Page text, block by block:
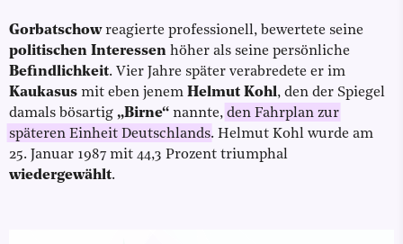
Gorbatschowreagierte professionell, bewertete seine
politischen Interessen höher als seine persönliche
Befindlichkeit. Vier Jahre später verabredete er im
Kaukasus mit eben jenem Helmut Kohl, den der Spiegel
damals bösartig „Birne“ nannte, den Fahrplan zur
späteren Einheit Deutschlands. Helmut Kohl wurde am
25. Januar 1987 mit 44,3 Prozent triumphal
wiedergewählt.